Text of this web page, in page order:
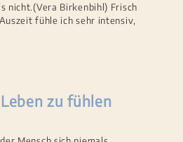
nicht.(Vera Birkenbihl) Frisch
fühle ich sehr intensiv,
zu fühlen